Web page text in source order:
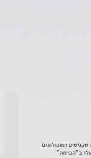
טקסטים ומונולוגים
שהועלו ב"הבימה"